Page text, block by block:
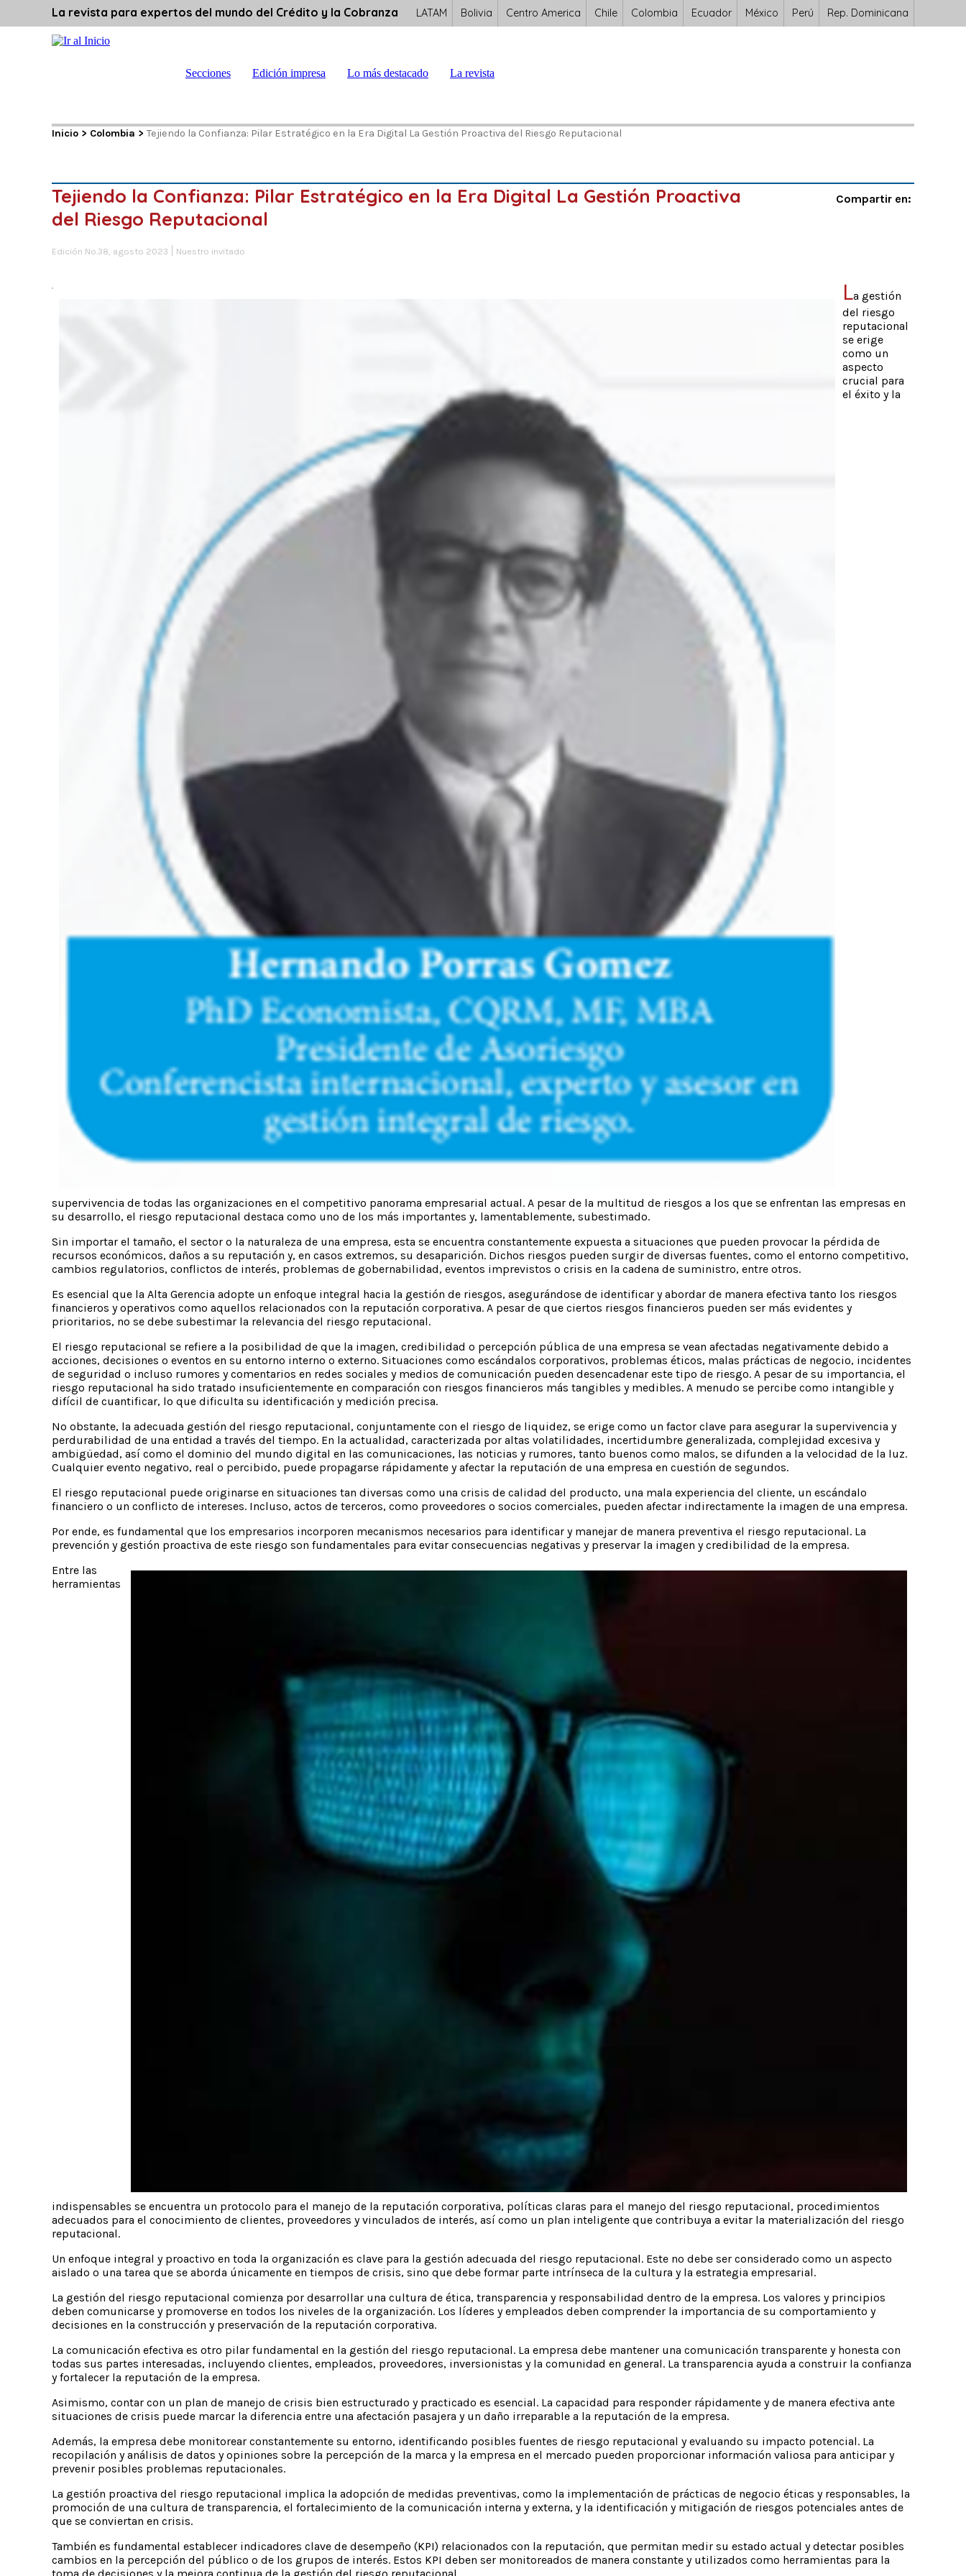
La revista para expertos del mundo del Crédito y la Cobranza LATAM Bolivia Centro America Chile Colombia Ecuador México Perú Rep. Dominicana
Secciones Edición impresa Lo más destacado La revista
Inicio > Colombia > Tejiendo la Confianza: Pilar Estratégico en la Era Digital La Gestión Proactiva del Riesgo Reputacional
Tejiendo la Confianza: Pilar Estratégico en la Era Digital La Gestión Proactiva
del Riesgo Reputacional
Compartir en:
Edición No.38, agosto 2023 Nuestro invitado
La gestión
del riesgo
reputacional
se erige
como un
aspecto
crucial para
el éxito y la
supervivencia de todas las organizaciones en el competitivo panorama empresarial actual. A pesar de la multitud de riesgos a los que se enfrentan las empresas en
su desarrollo, el riesgo reputacional destaca como uno de los más importantes y, lamentablemente, subestimado.
Sin importar el tamaño, el sector o la naturaleza de una empresa, esta se encuentra constantemente expuesta a situaciones que pueden provocar la pérdida de
recursos económicos, daños a su reputación y, en casos extremos, su desaparición. Dichos riesgos pueden surgir de diversas fuentes, como el entorno competitivo,
cambios regulatorios, conflictos de interés, problemas de gobernabilidad, eventos imprevistos o crisis en la cadena de suministro, entre otros.
Es esencial que la Alta Gerencia adopte un enfoque integral hacia la gestión de riesgos, asegurándose de identificar y abordar de manera efectiva tanto los riesgos
financieros y operativos como aquellos relacionados con la reputación corporativa. A pesar de que ciertos riesgos financieros pueden ser más evidentes y
prioritarios, no se debe subestimar la relevancia del riesgo reputacional.
El riesgo reputacional se refiere a la posibilidad de que la imagen, credibilidad o percepción pública de una empresa se vean afectadas negativamente debido a
acciones, decisiones o eventos en su entorno interno o externo. Situaciones como escándalos corporativos, problemas éticos, malas prácticas de negocio, incidentes
de seguridad o incluso rumores y comentarios en redes sociales y medios de comunicación pueden desencadenar este tipo de riesgo. A pesar de su importancia, el
riesgo reputacional ha sido tratado insuficientemente en comparación con riesgos financieros más tangibles y medibles. A menudo se percibe como intangible y
difícil de cuantificar, lo que dificulta su identificación y medición precisa.
No obstante, la adecuada gestión del riesgo reputacional, conjuntamente con el riesgo de liquidez, se erige como un factor clave para asegurar la supervivencia y
perdurabilidad de una entidad a través del tiempo. En la actualidad, caracterizada por altas volatilidades, incertidumbre generalizada, complejidad excesiva y
ambigüedad, así como el dominio del mundo digital en las comunicaciones, las noticias y rumores, tanto buenos como malos, se difunden a la velocidad de la luz.
Cualquier evento negativo, real o percibido, puede propagarse rápidamente y afectar la reputación de una empresa en cuestión de segundos.
El riesgo reputacional puede originarse en situaciones tan diversas como una crisis de calidad del producto, una mala experiencia del cliente, un escándalo
financiero o un conflicto de intereses. Incluso, actos de terceros, como proveedores o socios comerciales, pueden afectar indirectamente la imagen de una empresa.
Por ende, es fundamental que los empresarios incorporen mecanismos necesarios para identificar y manejar de manera preventiva el riesgo reputacional. La
prevención y gestión proactiva de este riesgo son fundamentales para evitar consecuencias negativas y preservar la imagen y credibilidad de la empresa.
Entre las
herramientas
indispensables se encuentra un protocolo para el manejo de la reputación corporativa, políticas claras para el manejo del riesgo reputacional, procedimientos
adecuados para el conocimiento de clientes, proveedores y vinculados de interés, así como un plan inteligente que contribuya a evitar la materialización del riesgo
reputacional.
Un enfoque integral y proactivo en toda la organización es clave para la gestión adecuada del riesgo reputacional. Este no debe ser considerado como un aspecto
aislado o una tarea que se aborda únicamente en tiempos de crisis, sino que debe formar parte intrínseca de la cultura y la estrategia empresarial.
La gestión del riesgo reputacional comienza por desarrollar una cultura de ética, transparencia y responsabilidad dentro de la empresa. Los valores y principios
deben comunicarse y promoverse en todos los niveles de la organización. Los líderes y empleados deben comprender la importancia de su comportamiento y
decisiones en la construcción y preservación de la reputación corporativa.
La comunicación efectiva es otro pilar fundamental en la gestión del riesgo reputacional. La empresa debe mantener una comunicación transparente y honesta con
todas sus partes interesadas, incluyendo clientes, empleados, proveedores, inversionistas y la comunidad en general. La transparencia ayuda a construir la confianza
y fortalecer la reputación de la empresa.
Asimismo, contar con un plan de manejo de crisis bien estructurado y practicado es esencial. La capacidad para responder rápidamente y de manera efectiva ante
situaciones de crisis puede marcar la diferencia entre una afectación pasajera y un daño irreparable a la reputación de la empresa.
Además, la empresa debe monitorear constantemente su entorno, identificando posibles fuentes de riesgo reputacional y evaluando su impacto potencial. La
recopilación y análisis de datos y opiniones sobre la percepción de la marca y la empresa en el mercado pueden proporcionar información valiosa para anticipar y
prevenir posibles problemas reputacionales.
La gestión proactiva del riesgo reputacional implica la adopción de medidas preventivas, como la implementación de prácticas de negocio éticas y responsables, la
promoción de una cultura de transparencia, el fortalecimiento de la comunicación interna y externa, y la identificación y mitigación de riesgos potenciales antes de
que se conviertan en crisis.
También es fundamental establecer indicadores clave de desempeño (KPI) relacionados con la reputación, que permitan medir su estado actual y detectar posibles
cambios en la percepción del público o de los grupos de interés. Estos KPI deben ser monitoreados de manera constante y utilizados como herramientas para la